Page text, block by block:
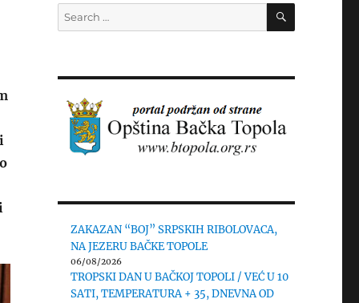
Search
for:
SEARCH
ZAKAZAN “BOJ” SRPSKIH RIBOLOVACA,
NA JEZERU BAČKE TOPOLE
06/08/2026
TROPSKI DAN U BAČKOJ TOPOLI / VEĆ U 10
SATI, TEMPERATURA + 35, DNEVNA OD